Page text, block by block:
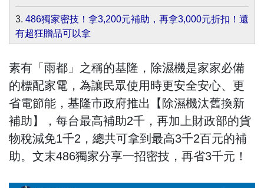
3. 486獨家密技！拿3,200元補助，再拿3,000元折扣！還
有超狂贈品可以拿
素有「雨都」之稱的基隆，除濕機是家家必備
的標配家電，為讓民眾使用時更安全安心、更
省電節能，基隆市政府推出【除濕機汰舊換新
補助】，每台最高補助2千，再加上財政部的貨
物稅減免1千2，總共可拿到最高3千2百元的補
助。文末486獨家分享一招密技，再省3千元！